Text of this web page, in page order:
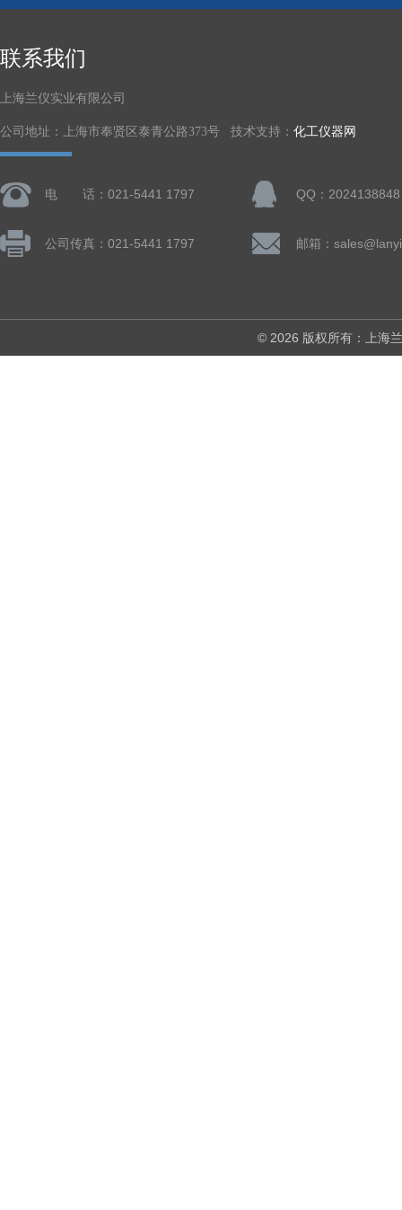
联系我们
上海兰仪实业有限公司
公司地址：上海市奉贤区泰青公路373号 技术支持： 化工仪器网
电 话：021-5441 1797 QQ：2024138848
公司传真：021-5441 1797 邮箱：
© 2026 版权所有：上海